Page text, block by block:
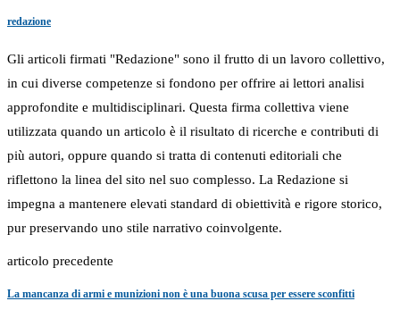
redazione
Gli articoli firmati "Redazione" sono il frutto di un lavoro collettivo,
in cui diverse competenze si fondono per offrire ai lettori analisi
approfondite e multidisciplinari. Questa firma collettiva viene
utilizzata quando un articolo è il risultato di ricerche e contributi di
più autori, oppure quando si tratta di contenuti editoriali che
riflettono la linea del sito nel suo complesso. La Redazione si
impegna a mantenere elevati standard di obiettività e rigore storico,
pur preservando uno stile narrativo coinvolgente.
articolo precedente
La mancanza di armi e munizioni non è una buona scusa per essere sconfitti